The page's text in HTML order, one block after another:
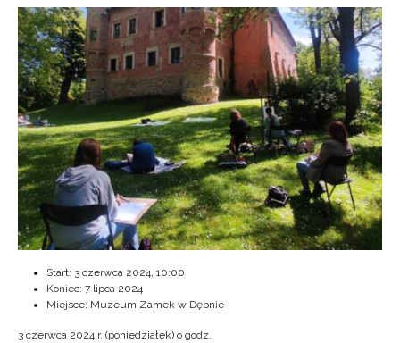
Start: 3 czerwca 2024, 10:00
Koniec: 7 lipca 2024
Miejsce: Muzeum Zamek w Dębnie
3 czerwca 2024 r. (poniedziałek) o godz.